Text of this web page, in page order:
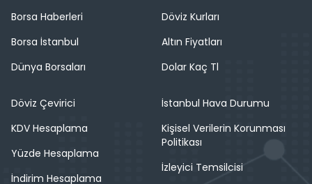
Borsa Haberleri
Borsa İstanbul
Dünya Borsaları
Döviz Kurları
Altın Fiyatları
Dolar Kaç Tl
Döviz Çevirici
KDV Hesaplama
Yüzde Hesaplama
İndirim Hesaplama
İstanbul Hava Durumu
Kişisel Verilerin Korunması
Politikası
İzleyici Temsilcisi